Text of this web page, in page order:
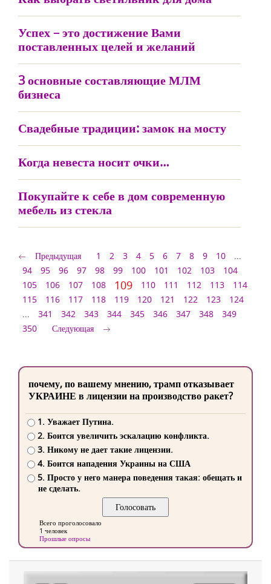
Успех – это достижение Вами
поставленных целей и желаний
3 основные составляющие МЛМ
бизнеса
Свадебные традиции: замок на мосту
Когда невеста носит очки…
Покупайте к себе в дом современную
мебель из стекла
Предыдущая 1 2 3 4 5 6 7 8 9 10
...
94
95 96 97 98 99 100 101 102 103
104
105
106 107 108 109 110 111 112 113
114
115
116 117 118 119 120 121 122 123
124
...
341 342 343 344 345 346 347 348
349
350
Следующая
почему, по вашему мнению, трамп отказывает
УКРАИНЕ в лицензии на производство ракет?
1. Уважает Путина.
2. Боится увеличить эскалацию конфликта.
3. Никому не дает такие лицензии.
4. Боится нападения Украины на США
5. Просто у него манера поведения такая: обещать и
не сделать.
Всего проголосовало
1 человек
Прошлые опросы